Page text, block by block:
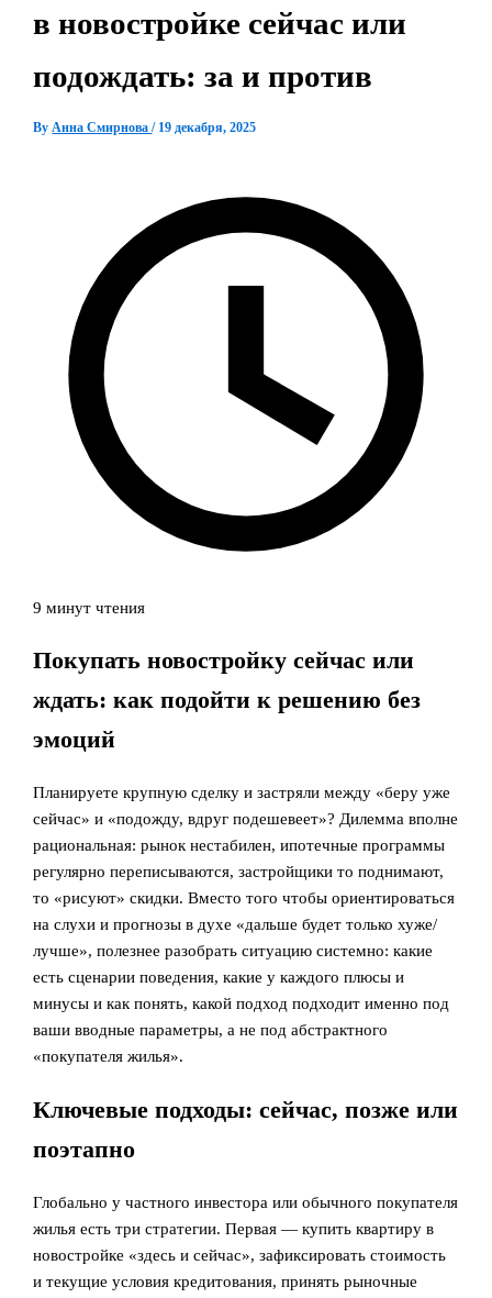
в новостройке сейчас или
подождать: за и против
ByАнна Смирнова/ 19 декабря, 2025
9 минут чтения
Покупать новостройку сейчас или
ждать: как подойти к решению без
эмоций
Планируете крупную сделку и застряли между «беру уже
сейчас» и «подожду, вдруг подешевеет»? Дилемма вполне
рациональная: рынок нестабилен, ипотечные программы
регулярно переписываются, застройщики то поднимают,
то «рисуют» скидки. Вместо того чтобы ориентироваться
на слухи и прогнозы в духе «дальше будет только хуже/
лучше», полезнее разобрать ситуацию системно: какие
есть сценарии поведения, какие у каждого плюсы и
минусы и как понять, какой подход подходит именно под
ваши вводные параметры, а не под абстрактного
«покупателя жилья».
Ключевые подходы: сейчас, позже или
поэтапно
Глобально у частного инвестора или обычного покупателя
жилья есть три стратегии. Первая — купить квартиру в
новостройке «здесь и сейчас», зафиксировать стоимость
и текущие условия кредитования, принять рыночные